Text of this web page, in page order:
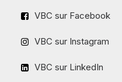
VBC sur Facebook
VBC sur Instagram
VBC sur LinkedIn